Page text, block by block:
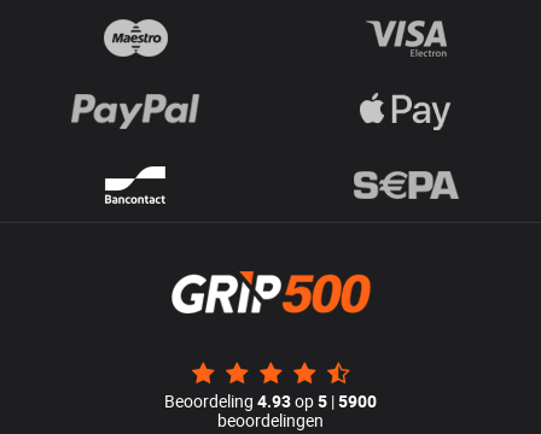
Beoordeling 4.93op5 |5900
beoordelingen